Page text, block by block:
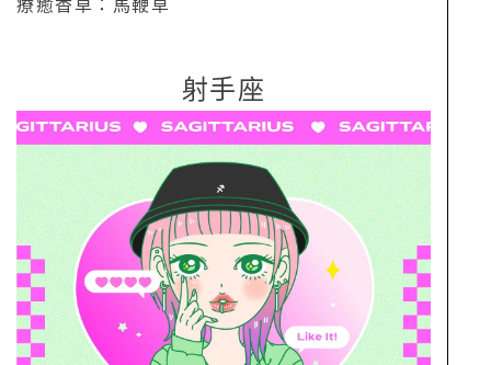
療癒香草：馬鞭草
射手座